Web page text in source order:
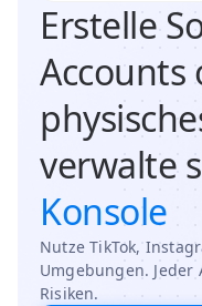
Erstelle
Accounts
verwalte
Konsole
Nutze TikTok,
Umgebungen.
Risiken.